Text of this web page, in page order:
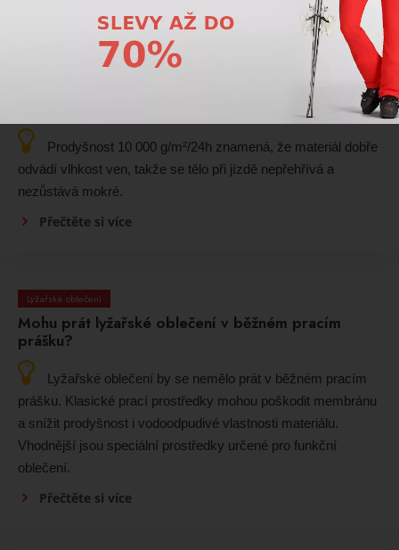
Co znamená prodyšnost 10 000 g/m²/24h u
Prodyšnost 10 000 g/m²/24h znamená, že materiál dobře
odvádí vlhkost ven, takže se tělo při jízdě nepřehřívá a
nezůstává mokré.
Přečtěte si více
Lyžařské oblečení
Mohu prát lyžařské oblečení v běžném pracím
prášku?
Lyžařské oblečení by se nemělo prát v běžném pracím
prášku. Klasické prací prostředky mohou poškodit membránu
a snížit prodyšnost i vodoodpudivé vlastnosti materiálu.
Vhodnější jsou speciální prostředky určené pro funkční
oblečení.
Přečtěte si více